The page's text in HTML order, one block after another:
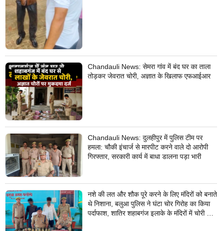
Chandauli News: सेमरा गांव में बंद घर का ताला
तोड़कर जेवरात चोरी, अज्ञात के खिलाफ एफआईआर
Chandauli News: दुलहीपुर में पुलिस टीम पर
हमला: चौकी इंचार्ज से मारपीट करने वाले दो आरोपी
गिरफ्तार, सरकारी कार्य में बाधा डालना पड़ा भारी
नशे की लत और शौक पूरे करने के लिए मंदिरों को बनाते
थे निशाना, बलुआ पुलिस ने घंटा चोर गिरोह का किया
पर्दाफाश, शातिर शहाबगंज इलाके के मंदिरों में चोरी की